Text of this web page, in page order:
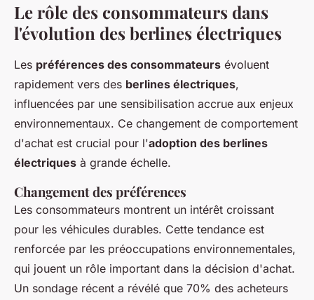
Le rôle des consommateurs dans
l'évolution des berlines électriques
Les préférences des consommateurs évoluent
rapidement vers des berlines électriques,
influencées par une sensibilisation accrue aux enjeux
environnementaux. Ce changement de comportement
d'achat est crucial pour l'adoption des berlines
électriques à grande échelle.
Changement des préférences
Les consommateurs montrent un intérêt croissant
pour les véhicules durables. Cette tendance est
renforcée par les préoccupations environnementales,
qui jouent un rôle important dans la décision d'achat.
Un sondage récent a révélé que 70% des acheteurs